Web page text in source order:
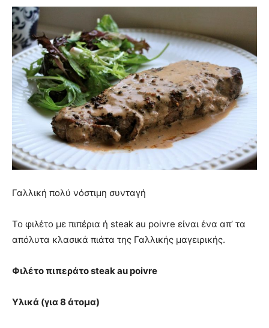
Γαλλική πολύ νόστιμη συνταγή
Το φιλέτο με πιπέρια ή steak au poivre είναι ένα απ’ τα
απόλυτα κλασικά πιάτα της Γαλλικής μαγειρικής.
Φιλέτο πιπεράτο steak au poivre
Υλικά (για 8 άτομα)